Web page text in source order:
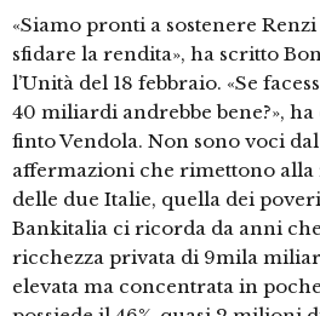
«Siamo pronti a sostenere
sfidare la rendita», ha scritto
l’Unità del 18 febbraio. «Se
40 miliardi andrebbe bene?»,
finto Vendola. Non sono voci
affermazioni che rimettono
delle due Italie, quella dei
Bankitalia ci ricorda da anni
ricchezza privata di 9mila
elevata ma concentrata in